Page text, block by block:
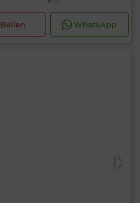
Bellen WhatsApp